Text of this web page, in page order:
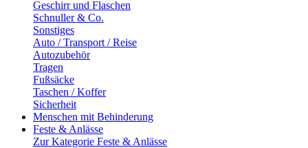
Geschirr und Flaschen
Schnuller & Co.
Sonstiges
Auto / Transport / Reise
Autozubehör
Tragen
Fußsäcke
Taschen / Koffer
Sicherheit
Menschen mit Behinderung
Feste & Anlässe
Zur Kategorie Feste & Anlässe